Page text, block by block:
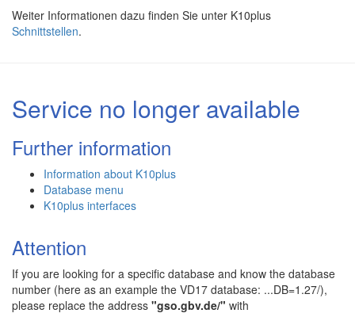
Weiter Informationen dazu finden Sie unter K10plus
Schnittstellen.
Service no longer available
Further information
Information about K10plus
Database menu
K10plus interfaces
Attention
If you are looking for a specific database and know the database
number (here as an example the VD17 database: ...DB=1.27/),
please replace the address "gso.gbv.de/" with